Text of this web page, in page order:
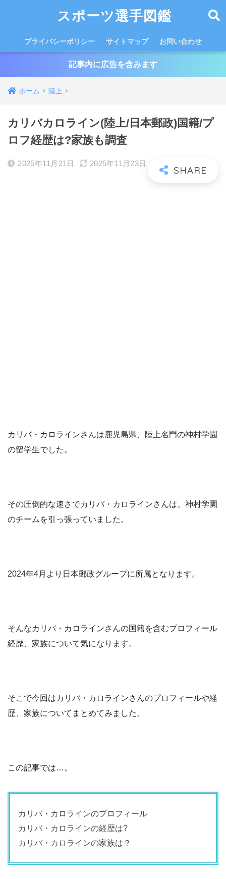
スポーツ選手図鑑
プライバシーポリシー サイトマップ お問い合わせ
記事内に広告を含みます
ホーム 陸上
カリバカロライン(陸上/日本郵政)国籍/プ
ロフ経歴は?家族も調査
2025年11月21日 2025年11月23日
カリバ・カロラインさんは鹿児島県、陸上名門の神村学園
の留学生でした。
その圧倒的な速さでカリバ・カロラインさんは、神村学園
のチームを引っ張っていました。
2024年4月より日本郵政グループに所属となります。
そんなカリバ・カロラインさんの国籍を含むプロフィール
経歴、家族について気になります。
そこで今回はカリバ・カロラインさんのプロフィールや経
歴、家族についてまとめてみました。
この記事では…。
カリバ・カロラインのプロフィール
カリバ・カロラインの経歴は?
カリバ・カロラインの家族は？